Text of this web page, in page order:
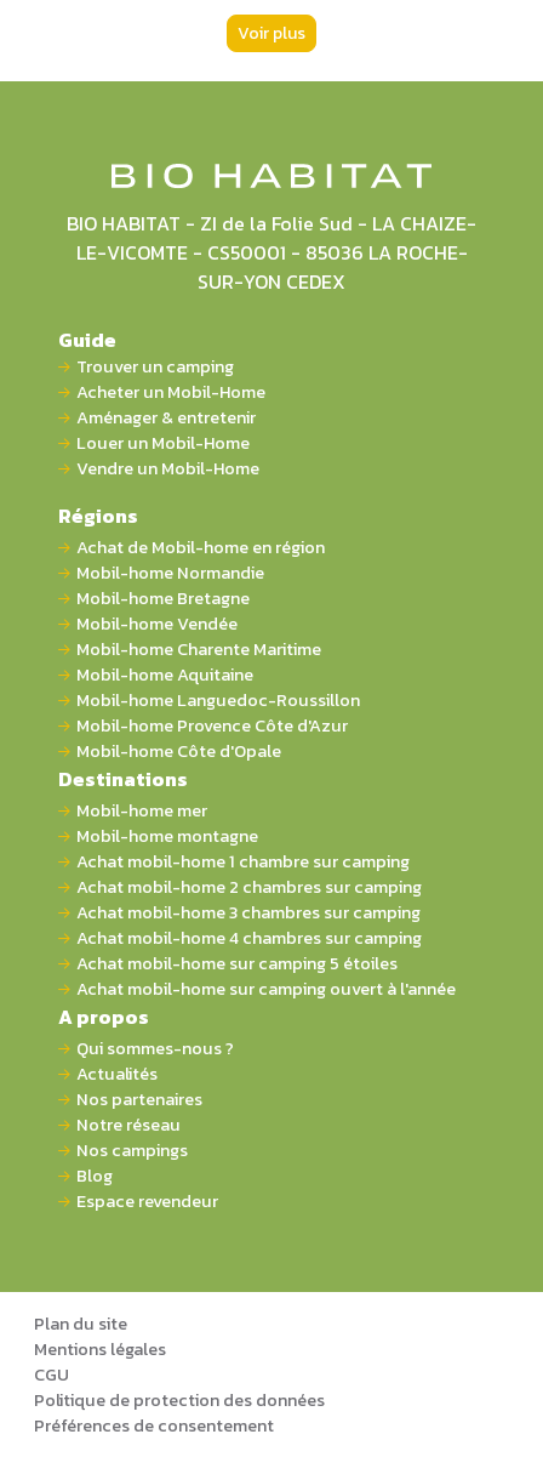
Voir plus
BIO HABITAT - ZI de la Folie Sud - LA CHAIZE-
LE-VICOMTE - CS50001 - 85036 LA ROCHE-
SUR-YON CEDEX
Guide
Trouver un camping
Acheter un Mobil-Home
Aménager & entretenir
Louer un Mobil-Home
Vendre un Mobil-Home
Régions
Achat de Mobil-home en région
Mobil-home Normandie
Mobil-home Bretagne
Mobil-home Vendée
Mobil-home Charente Maritime
Mobil-home Aquitaine
Mobil-home Languedoc-Roussillon
Mobil-home Provence Côte d'Azur
Mobil-home Côte d'Opale
Destinations
Mobil-home mer
Mobil-home montagne
Achat mobil-home 1 chambre sur camping
Achat mobil-home 2 chambres sur camping
Achat mobil-home 3 chambres sur camping
Achat mobil-home 4 chambres sur camping
Achat mobil-home sur camping 5 étoiles
Achat mobil-home sur camping ouvert à l'année
A propos
Qui sommes-nous ?
Actualités
Nos partenaires
Notre réseau
Nos campings
Blog
Espace revendeur
Plan du site
Mentions légales
CGU
Politique de protection des données
Préférences de consentement